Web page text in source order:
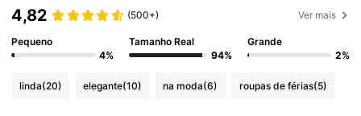
4,85 22K Seguidores
22K Seguidores
4,82 (500+) Ver mais
Pequeno
4%
Tamanho Real
94%
Grande
2%
linda(20) elegante(10) na moda(6) roupas de férias(5)